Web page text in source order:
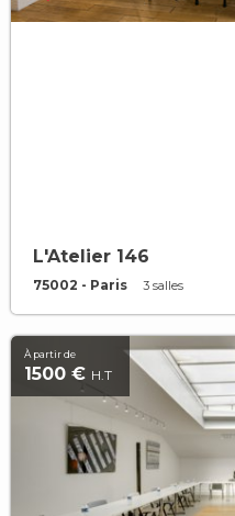
L'Atelier 146
75002 - Paris 3 salles
À partir de
1500 € H.T